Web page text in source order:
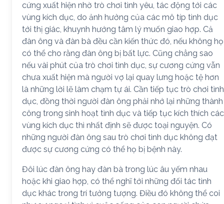
cứng xuất hiện nhờ trò chơi tình yêu, tác động tới các
vùng kích dục, do ảnh hưởng của các mô típ tình dục
tới thị giác, khuynh hướng tâm lý muốn giao hợp. Cả
đàn ông và đàn bà đều cần kiến thức đó, nếu không họ
có thể cho rằng đàn ông bị bất lực. Cũng chẳng sao
nếu vài phút của trò chơi tình dục, sự cương cứng vẫn
chưa xuất hiện mà người vợ lại quay lưng hoặc tệ hơn
là những lời lẽ làm chạm tự ái. Cần tiếp tục trò chơi tình
dục, đồng thời người đàn ông phải nhớ lại những thành
công trong sinh hoạt tình dục và tiếp tục kích thích các
vùng kích dục thì nhất định sẽ được toại nguyện. Có
những người đàn ông sau trò chơi tình dục không đạt
được sự cương cứng có thể họ bị bệnh này.
Đôi lúc đàn ông hay đàn bà trong lúc âu yếm nhau
hoặc khi giao hợp, có thể nghĩ tới những đối tác tình
dục khác trong trí tưởng tượng. Điều đó không thể coi